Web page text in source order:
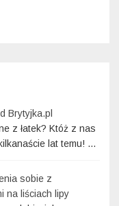
Brytyjka.pl
z łatek? Któż z nas
lat temu! …
sobie z
na liściach lipy